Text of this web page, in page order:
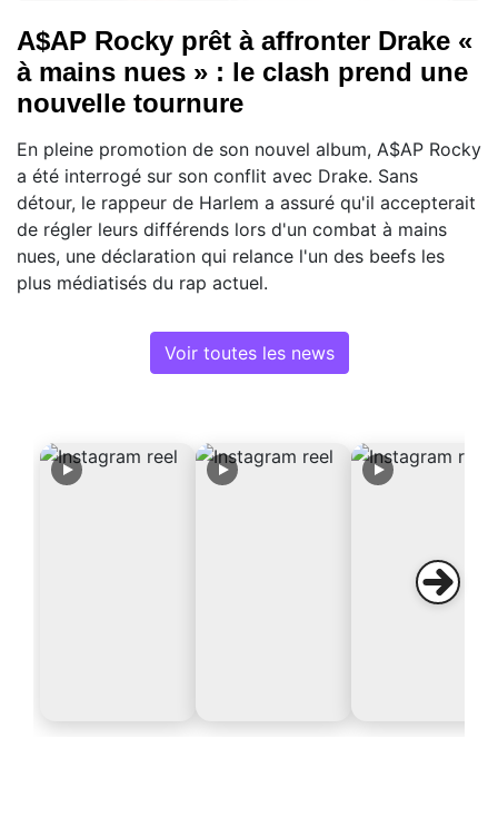
A$AP Rocky prêt à affronter Drake «
à mains nues » : le clash prend une
nouvelle tournure
En pleine promotion de son nouvel album, A$AP Rocky
a été interrogé sur son conflit avec Drake. Sans
détour, le rappeur de Harlem a assuré qu'il accepterait
de régler leurs différends lors d'un combat à mains
nues, une déclaration qui relance l'un des beefs les
plus médiatisés du rap actuel.
Voir toutes les news